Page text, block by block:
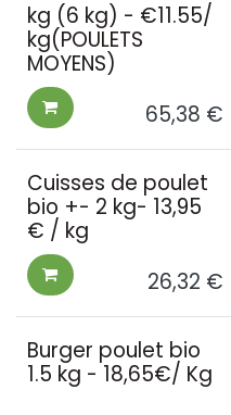
kg (6 kg) - €11.55/
kg(POULETS
MOYENS)
65,38 €
Cuisses de poulet
bio +- 2 kg- 13,95
€ / kg
26,32 €
Burger poulet bio
1.5 kg - 18,65€/ Kg